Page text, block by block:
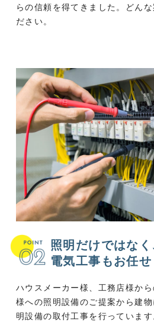
らの信頼を得てきました。どん
ださい。
照明だけではなく
電気工事もお任せ
ハウスメーカー様、工務店様か
様への照明設備のご提案から建
明設備の取付工事を行っています